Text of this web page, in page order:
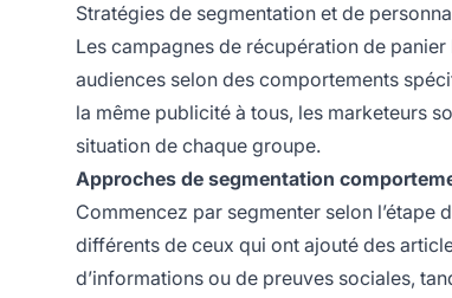
Stratégies de segmentation et de
Les campagnes de récupération de
audiences selon des comportements
la même publicité à tous, les marketeurs
situation de chaque groupe.
Approches de segmentation
Commencez par segmenter selon l’étape
différents de ceux qui ont ajouté des
d’informations ou de preuves sociales,